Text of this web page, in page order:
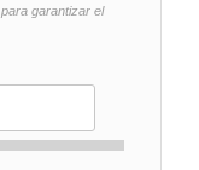
garantizar el